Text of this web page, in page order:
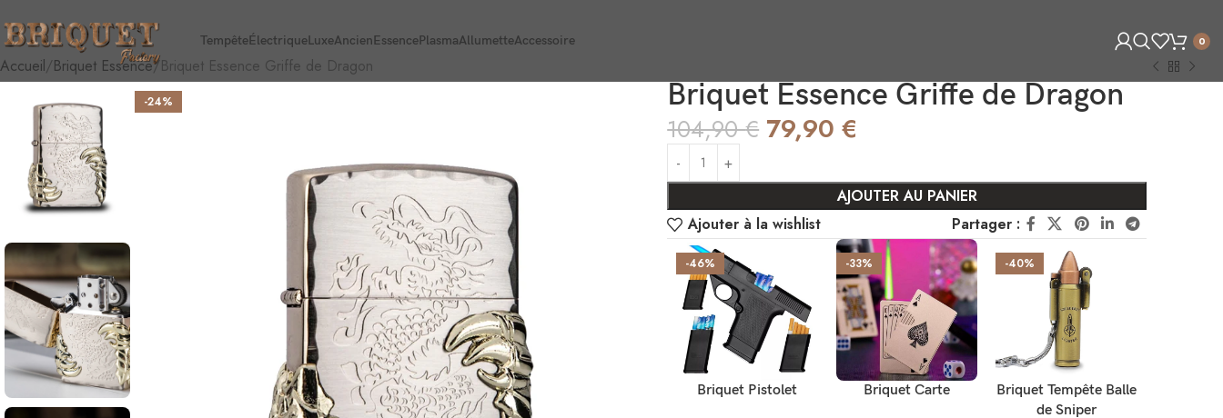
TempêteÉlectriqueLuxeAncienEssencePlasmaAllumetteAccessoire 0
Accueil Briquet Essence Briquet Essence Griffe de Dragon
-24% Briquet Essence Griffe de Dragon
104,90€ 79,90€
AJOUTER AU PANIER
Ajouter à la wishlist
Partager :
-46%
AJOUTER AU PANIER
Briquet Pistolet
-33%
CHOIX DES OPTIONS
Briquet Carte
-40%
AJOUTER AU PANIER
Briquet Tempête Balle
de Sniper